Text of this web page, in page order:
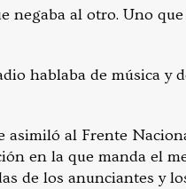
negaba al otro. Uno
hablaba de música y
asimiló al Frente
en la que manda el
de los anunciantes y